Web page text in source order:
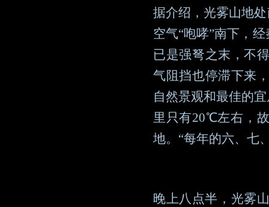
据介绍，光雾山地
空气“咆哮”南下，
已是强弩之末，不
气阻挡也停滞下来
自然景观和最佳的
里只有20℃左右，
地。“每年的六、七
晚上八点半，光雾